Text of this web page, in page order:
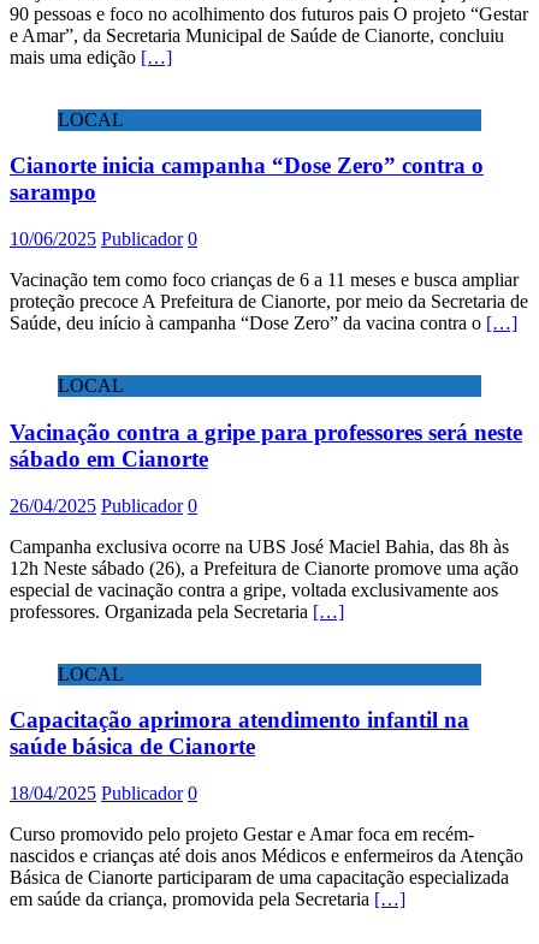
90 pessoas e foco no acolhimento dos futuros pais O projeto “Gestar
e Amar”, da Secretaria Municipal de Saúde de Cianorte, concluiu
mais uma edição […]
LOCAL
Cianorte inicia campanha “Dose Zero” contra o
sarampo
10/06/2025 Publicador 0
Vacinação tem como foco crianças de 6 a 11 meses e busca ampliar
proteção precoce A Prefeitura de Cianorte, por meio da Secretaria de
Saúde, deu início à campanha “Dose Zero” da vacina contra o […]
LOCAL
Vacinação contra a gripe para professores será neste
sábado em Cianorte
26/04/2025 Publicador 0
Campanha exclusiva ocorre na UBS José Maciel Bahia, das 8h às
12h Neste sábado (26), a Prefeitura de Cianorte promove uma ação
especial de vacinação contra a gripe, voltada exclusivamente aos
professores. Organizada pela Secretaria […]
LOCAL
Capacitação aprimora atendimento infantil na
saúde básica de Cianorte
18/04/2025 Publicador 0
Curso promovido pelo projeto Gestar e Amar foca em recém-
nascidos e crianças até dois anos Médicos e enfermeiros da Atenção
Básica de Cianorte participaram de uma capacitação especializada
em saúde da criança, promovida pela Secretaria […]